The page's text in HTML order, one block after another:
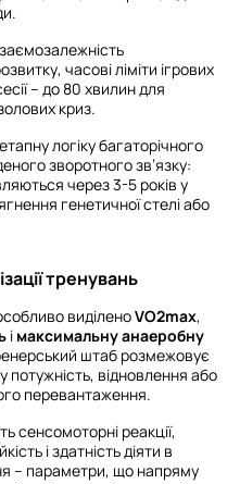
часові ліміти ігрових
– до 80 хвилин для
криз.
логіку багаторічного
зворотного зв’язку:
через 3-5 років у
генетичної стелі або
тренувань
виділеноVO2max,
і максимальну анаеробну
штаб розмежовує
потужність, відновлення або
перевантаження.
сенсомоторні реакції,
і здатність діяти в
– параметри, що напряму